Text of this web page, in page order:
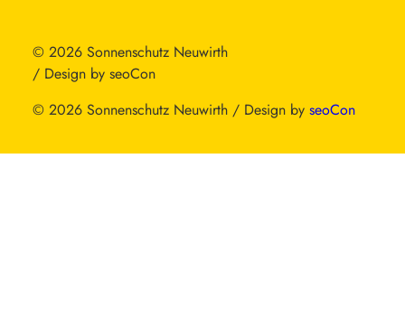
© 2026 Sonnenschutz Neuwirth / Design by seoCon
© 2026 Sonnenschutz Neuwirth
/ Design by seoCon